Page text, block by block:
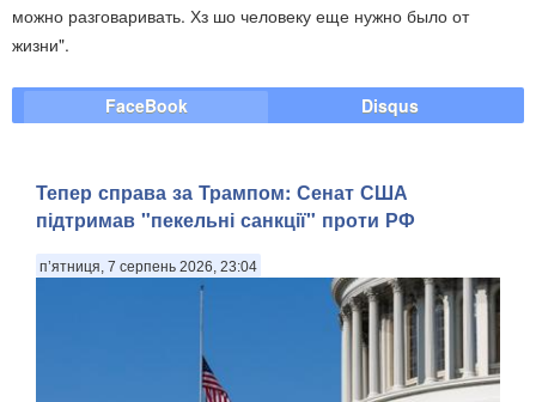
можно разговаривать. Хз шо человеку еще нужно было от
жизни".
FaceBook Disqus
Тепер справа за Трампом: Сенат США
підтримав "пекельні санкції" проти РФ
п’ятниця, 7 серпень 2026, 23:04